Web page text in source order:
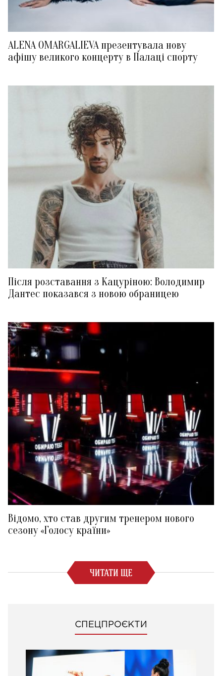
ALENA OMARGALIEVA презентувала нову
афішу великого концерту в Палаці спорту
Після розставання з Кацуріною: Володимир
Дантес показався з новою обраницею
Відомо, хто став другим тренером нового
сезону «Голосу країни»
ЧИТАТИ ЩЕ
СПЕЦПРОЄКТИ